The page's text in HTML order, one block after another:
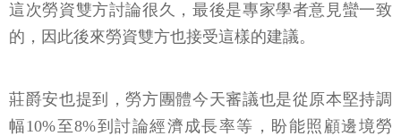
這次勞資雙方討論很久，最後是專家學者意見蠻一致
的，因此後來勞資雙方也接受這樣的建議。
莊爵安也提到，勞方團體今天審議也是從原本堅持調
幅10%至8%到討論經濟成長率等，盼能照顧邊境勞